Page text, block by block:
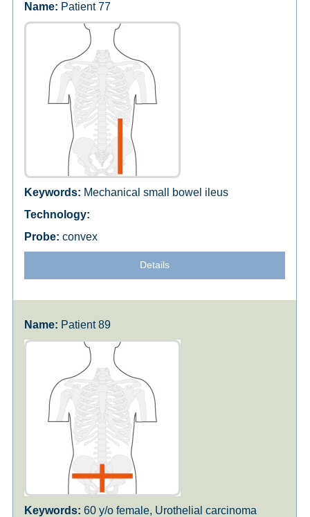
Patient 77
Mechanical small bowel ileus
convex
Details
Patient 89
60 y/o female, Urothelial carcinoma